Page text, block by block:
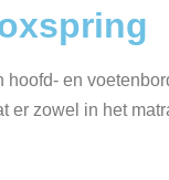
en
er zowel in het